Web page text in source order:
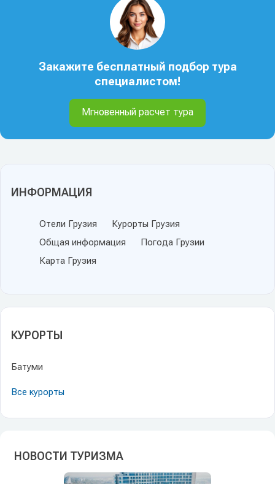
ИНФОРМАЦИЯ
Отели Грузия
Курорты Грузия
Общая информация
Погода Грузии
Карта Грузия
КУРОРТЫ
Батуми
Все курорты
НОВОСТИ ТУРИЗМА
Закажите бесплатный подбор тура
специалистом!
Мгновенный расчет тура